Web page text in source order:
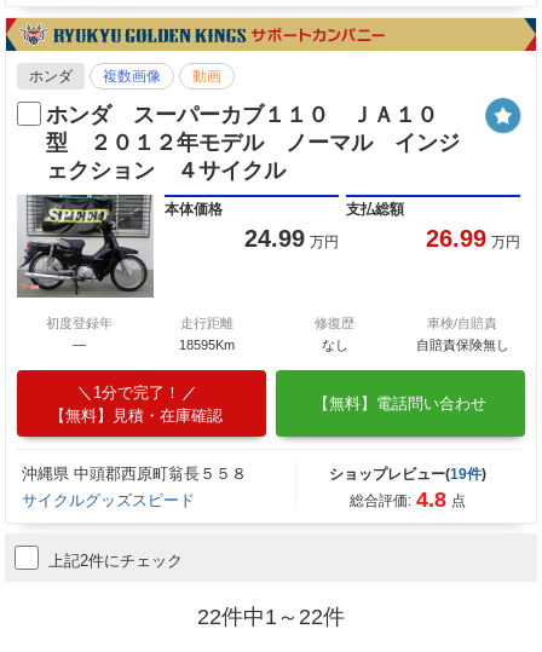
ホンダ 複数画像 動画
ホンダ スーパーカブ１１０ ＪＡ１０
型 ２０１２年モデル ノーマル インジ
ェクション ４サイクル
本体価格
24.99 万円
支払総額
26.99 万円
初度登録年
—
走行距離
18595Km
修復歴
なし
車検/自賠責
自賠責保険無し
1分で完了！
【無料】見積・在庫確認
【無料】電話問い合わせ
沖縄県 中頭郡西原町翁長５５８
サイクルグッズスピード
ショップレビュー(19件)
総合評価: 4.8 点
上記2件にチェック
22件中1～22件